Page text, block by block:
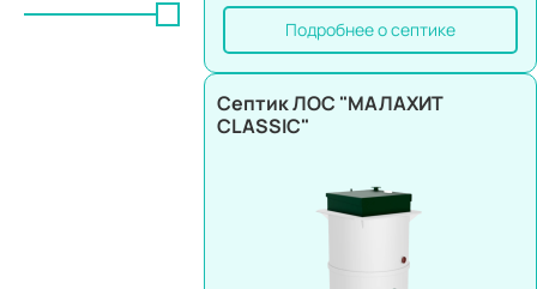
до 15 чел.
Подробнее о септике
Септик ЛОС "МАЛАХИТ
CLASSIC"